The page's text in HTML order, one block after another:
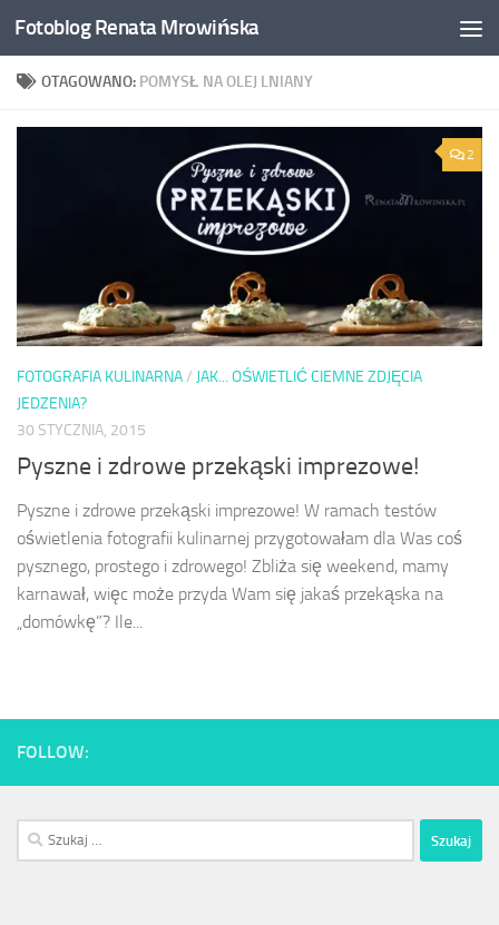
Przeskocz do treści
Fotoblog Renata Mrowińska
OTAGOWANO: POMYSŁ NA OLEJ LNIANY
2
FOTOGRAFIA KULINARNA/ JAK... OŚWIETLIĆ CIEMNE ZDJĘCIA
JEDZENIA?
30 STYCZNIA, 2015
Pyszne i zdrowe przekąski imprezowe!
Pyszne i zdrowe przekąski imprezowe! W ramach testów
oświetlenia fotografii kulinarnej przygotowałam dla Was coś
pysznego, prostego i zdrowego! Zbliża się weekend, mamy
karnawał, więc może przyda Wam się jakaś przekąska na
„domówkę”? Ile...
FOLLOW:
Szukaj: